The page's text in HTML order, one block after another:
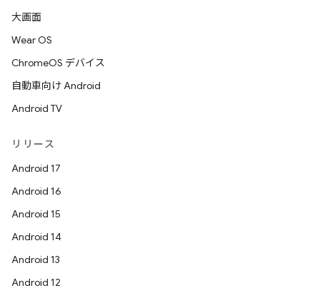
大画面
Wear OS
ChromeOS デバイス
自動車向け Android
Android TV
リリース
Android 17
Android 16
Android 15
Android 14
Android 13
Android 12